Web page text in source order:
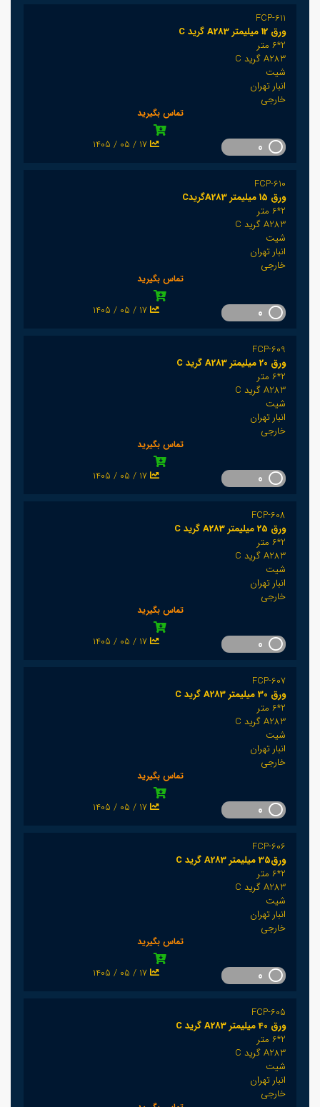
FCP-611
ورق 12 میلیمتر A283 گرید C
2*6 متر
A283 گرید C
شیت
انبار تهران
خارجی
تماس بگیرید
1405 / 05 / 17
FCP-610
ورق 15 میلیمتر A283گریدC
2*6 متر
A283 گرید C
شیت
انبار تهران
خارجی
تماس بگیرید
1405 / 05 / 17
FCP-609
ورق 20 میلیمتر A283 گرید C
2*6 متر
A283 گرید C
شیت
انبار تهران
خارجی
تماس بگیرید
1405 / 05 / 17
FCP-608
ورق 25 میلیمتر A283 گرید C
2*6 متر
A283 گرید C
شیت
انبار تهران
خارجی
تماس بگیرید
1405 / 05 / 17
FCP-607
ورق 30 میلیمتر A283 گرید C
2*6 متر
A283 گرید C
شیت
انبار تهران
خارجی
تماس بگیرید
1405 / 05 / 17
FCP-606
ورق35 میلیمتر A283 گرید C
2*6 متر
A283 گرید C
شیت
انبار تهران
خارجی
تماس بگیرید
1405 / 05 / 17
FCP-605
ورق 40 میلیمتر A283 گرید C
2*6 متر
A283 گرید C
شیت
انبار تهران
خارجی